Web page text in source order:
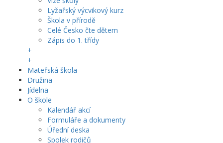
Lyžařský výcvikový kurz
Škola v přírodě
Celé Česko čte dětem
Zápis do 1. třídy
+
+
Mateřská škola
Družina
Jídelna
O škole
Kalendář akcí
Formuláře a dokumenty
Úřední deska
Spolek rodičů